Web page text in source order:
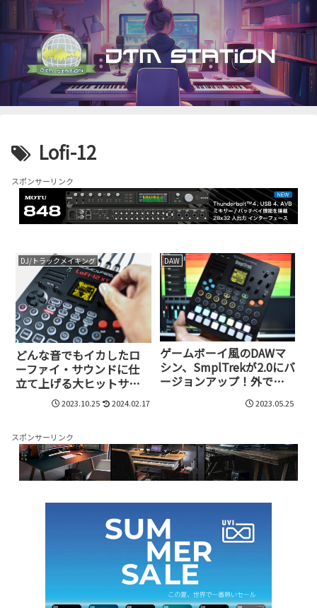
Lofi-12
スポンサーリンク
DJ/トラックメイキング
どんな音でもイカしたロ
ーファイ・サウンドに仕
立て上げる大ヒットサン
プラー、LIVEN Lofi-12の
上位版、Lofi-12 XTがクラ
2023.10.25 2024.02.17
DAW
ゲームボーイ風のDAWマ
シン、SmplTrekが2.0にバ
ージョンアップ！外で気
軽に音楽制作し、自宅で
コンピュータと連携2023.05.25
スポンサーリンク